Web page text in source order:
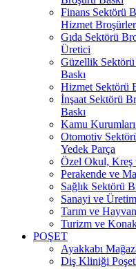
Finans Sektörü
Hizmet
Gıda Sektörü
Üretici
Güzellik
Baskı
Hizmet Sektörü
İnşaat Sektörü
Baskı
Kamu
Otomotiv
Yedek Parça
Özel Okul, Kreş
Perakende ve
Sağlık Sektörü
Sanayi ve
Tarım ve
Turizm ve
POŞET
Ayakkabı
Diş Kliniği